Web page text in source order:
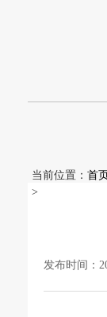
当前位置： 首
>
发布时间：